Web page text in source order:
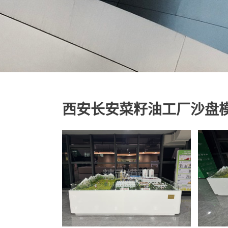
西安长安菜籽油工厂沙盘